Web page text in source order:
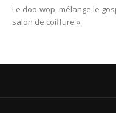
Le doo-wop, mélange le
salon de coiffure ».